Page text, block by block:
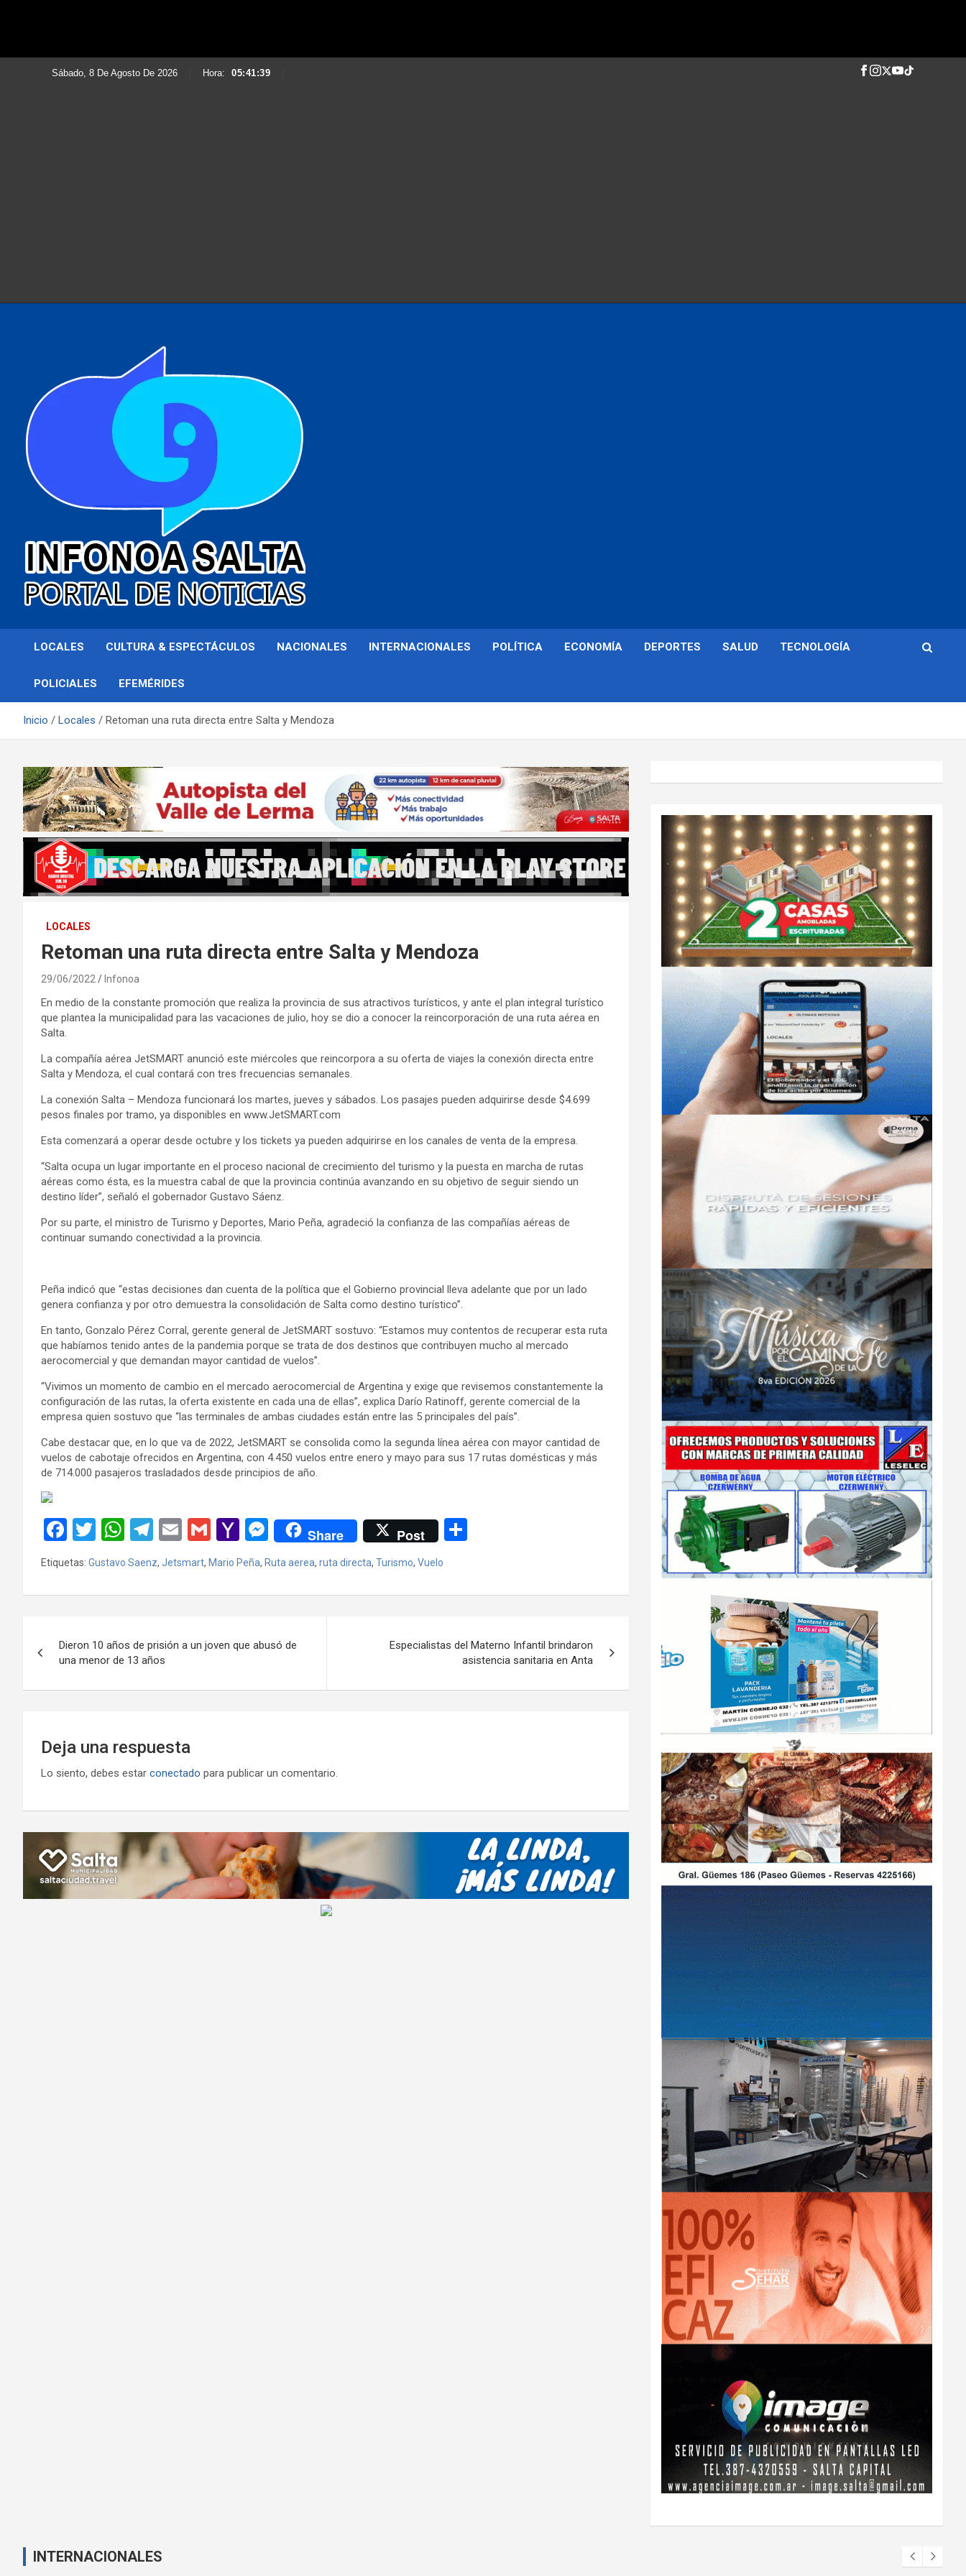
Sábado, 8 De Agosto De 2026 Hora: 05:41:41
Infonoa Salta
LOCALES CULTURA & ESPECTÁCULOS NACIONALES INTERNACIONALES POLÍTICA ECONOMÍA DEPORTES SALUD TECNOLOGÍA
POLICIALES EFEMÉRIDES
Inicio Locales Retoman una ruta directa entre Salta y Mendoza
LOCALES
Retoman una ruta directa entre Salta y Mendoza
29/06/2022 Infonoa
En medio de la constante promoción que realiza la provincia de sus atractivos turísticos, y ante el plan integral turístico
que plantea la municipalidad para las vacaciones de julio, hoy se dio a conocer la reincorporación de una ruta aérea en
Salta.
La compañía aérea JetSMART anunció este miércoles que reincorpora a su oferta de viajes la conexión directa entre
Salta y Mendoza, el cual contará con tres frecuencias semanales.
La conexión Salta – Mendoza funcionará los martes, jueves y sábados. Los pasajes pueden adquirirse desde $4.699
pesos finales por tramo, ya disponibles en www.JetSMART.com
Esta comenzará a operar desde octubre y los tickets ya pueden adquirirse en los canales de venta de la empresa.
“Salta ocupa un lugar importante en el proceso nacional de crecimiento del turismo y la puesta en marcha de rutas
aéreas como ésta, es la muestra cabal de que la provincia continúa avanzando en su objetivo de seguir siendo un
destino líder”, señaló el gobernador Gustavo Sáenz.
Por su parte, el ministro de Turismo y Deportes, Mario Peña, agradeció la confianza de las compañías aéreas de
continuar sumando conectividad a la provincia.
Peña indicó que “estas decisiones dan cuenta de la política que el Gobierno provincial lleva adelante que por un lado
genera confianza y por otro demuestra la consolidación de Salta como destino turístico”.
En tanto, Gonzalo Pérez Corral, gerente general de JetSMART sostuvo: “Estamos muy contentos de recuperar esta ruta
que habíamos tenido antes de la pandemia porque se trata de dos destinos que contribuyen mucho al mercado
aerocomercial y que demandan mayor cantidad de vuelos”.
“Vivimos un momento de cambio en el mercado aerocomercial de Argentina y exige que revisemos constantemente la
configuración de las rutas, la oferta existente en cada una de ellas”, explica Darío Ratinoff, gerente comercial de la
empresa quien sostuvo que “las terminales de ambas ciudades están entre las 5 principales del país”.
Cabe destacar que, en lo que va de 2022, JetSMART se consolida como la segunda línea aérea con mayor cantidad de
vuelos de cabotaje ofrecidos en Argentina, con 4.450 vuelos entre enero y mayo para sus 17 rutas domésticas y más
de 714.000 pasajeros trasladados desde principios de año.
F
a
ce
b
o
k
T
wi
tt
er
W
h
at
s
p
p
T
el
e
gr
m
E
m
ail
G
m
ail
Y
a
h
o
M
M
es
se
n
er
Share Post
p
tir
Etiquetas: Gustavo Saenz, Jetsmart, Mario Peña, Ruta aerea, ruta directa, Turismo, Vuelo
de
entradas
Dieron 10 años de prisión a un joven que abusó de
una menor de 13 años
Especialistas del Materno Infantil brindaron
asistencia sanitaria en Anta
Deja una respuesta
Lo siento, debes estar conectado para publicar un comentario.
INTERNACIONALES